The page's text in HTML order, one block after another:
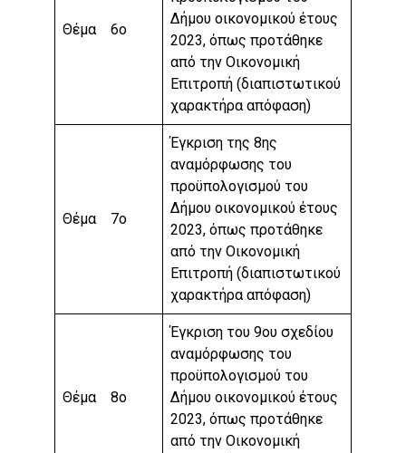
Θέμα 6ο
Δήμου οικονομικού έτους
2023, όπως προτάθηκε
από την Οικονομική
Επιτροπή (διαπιστωτικού
χαρακτήρα απόφαση)
Θέμα 7ο
Έγκριση της 8ης
αναμόρφωσης του
προϋπολογισμού του
Δήμου οικονομικού έτους
2023, όπως προτάθηκε
από την Οικονομική
Επιτροπή (διαπιστωτικού
χαρακτήρα απόφαση)
Θέμα 8ο
Έγκριση του 9ου σχεδίου
αναμόρφωσης του
προϋπολογισμού του
Δήμου οικονομικού έτους
2023, όπως προτάθηκε
από την Οικονομική